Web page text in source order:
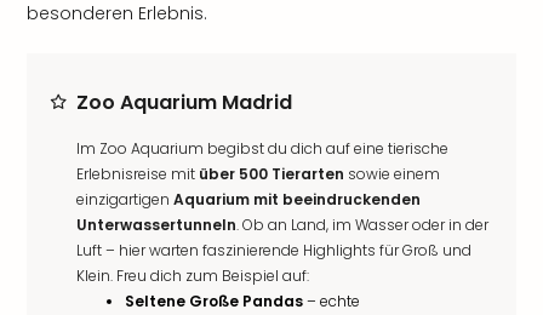
besonderen Erlebnis.
Zoo Aquarium Madrid
Im Zoo Aquarium begibst du dich auf eine tierische
Erlebnisreise mit über 500 Tierarten sowie einem
einzigartigen Aquarium mit beeindruckenden
Unterwassertunneln. Ob an Land, im Wasser oder in der
Luft – hier warten faszinierende Highlights für Groß und
Klein. Freu dich zum Beispiel auf:
Seltene Große Pandas– echte